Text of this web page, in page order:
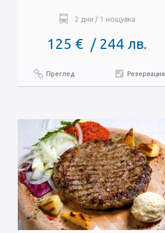
2 дни / 1 нощувка
125 € / 244 лв.
Преглед Резервация